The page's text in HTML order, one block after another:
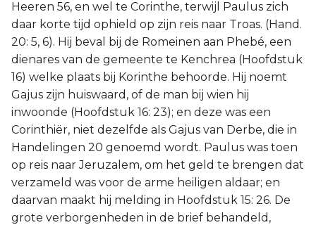
Zefánja
Haggaï
Zacharía
Maleáchi
Heeren 56, en wel te Corinthe, terwijl Paulus zich
daar korte tijd ophield op zijn reis naar Troas. (Hand.
20: 5, 6). Hij beval bij de Romeinen aan Phebé, een
dienares van de gemeente te Kenchrea (Hoofdstuk
16) welke plaats bij Korinthe behoorde. Hij noemt
Gajus zijn huiswaard, of de man bij wien hij
inwoonde (Hoofdstuk 16: 23); en deze was een
Corinthiër, niet dezelfde aIs Gajus van Derbe, die in
Handelingen 20 genoemd wordt. Paulus was toen
op reis naar Jeruzalem, om het geld te brengen dat
verzameld was voor de arme heiligen aldaar; en
daarvan maakt hij melding in Hoofdstuk 15: 26. De
grote verborgenheden in de brief behandeld,